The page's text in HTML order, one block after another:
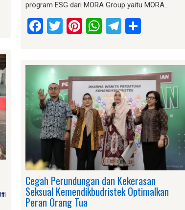
program ESG dari MORA Group yaitu MORA…
Facebook
Twitter
Pinterest
WhatsApp
Telegram
Share
Cegah Perundungan dan Kekerasan
Seksual Kemendikbudristek Optimalkan
Peran Orang Tua